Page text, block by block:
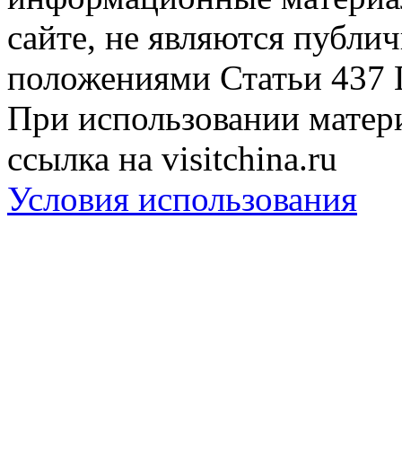
сайте, не являются
положениями Статьи 437
При использовании
ссылка на visitchina.ru
Условия использования